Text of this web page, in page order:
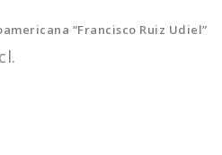
“Francisco Ruiz Udiel”